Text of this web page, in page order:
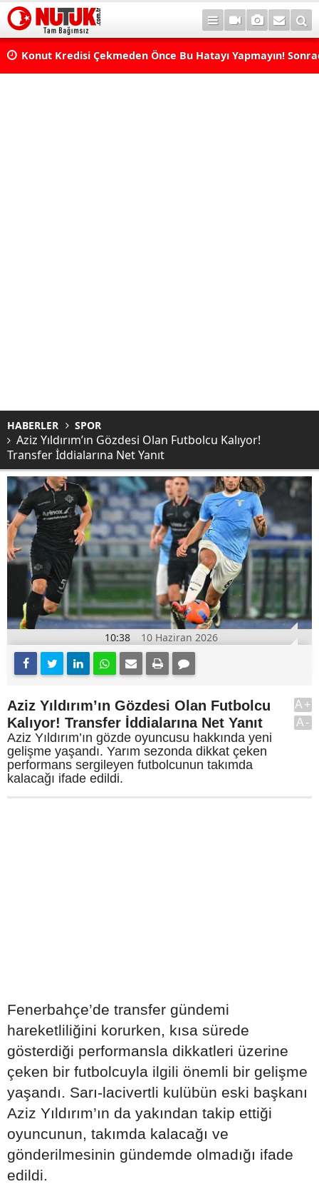
Konut Kredisi Çekmeden Önce Bu Hatayı Yapmayın!
HABERLER SPOR
Aziz Yıldırım’ın Gözdesi Olan Futbolcu Kalıyor!
Transfer İddialarına Net Yanıt
10:38 10 Haziran 2026
Aziz Yıldırım’ın Gözdesi Olan Futbolcu
Kalıyor! Transfer İddialarına Net Yanıt
Aziz Yıldırım’ın gözde oyuncusu hakkında yeni
gelişme yaşandı. Yarım sezonda dikkat çeken
performans sergileyen futbolcunun takımda
kalacağı ifade edildi.
A+
A-
Fenerbahçe’de transfer gündemi
hareketliliğini korurken, kısa sürede
gösterdiği performansla dikkatleri üzerine
çeken bir futbolcuyla ilgili önemli bir gelişme
yaşandı. Sarı-lacivertli kulübün eski başkanı
Aziz Yıldırım’ın da yakından takip ettiği
oyuncunun, takımda kalacağı ve
gönderilmesinin gündemde olmadığı ifade
edildi.